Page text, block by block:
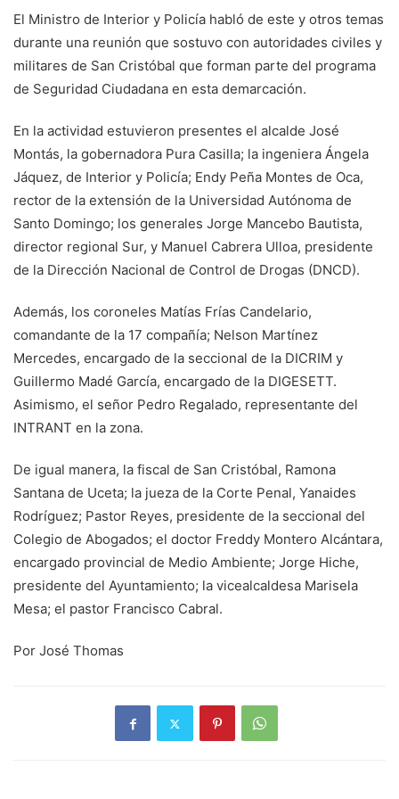
El Ministro de Interior y Policía habló de este y otros temas
durante una reunión que sostuvo con autoridades civiles y
militares de San Cristóbal que forman parte del programa
de Seguridad Ciudadana en esta demarcación.
En la actividad estuvieron presentes el alcalde José
Montás, la gobernadora Pura Casilla; la ingeniera Ángela
Jáquez, de Interior y Policía; Endy Peña Montes de Oca,
rector de la extensión de la Universidad Autónoma de
Santo Domingo; los generales Jorge Mancebo Bautista,
director regional Sur, y Manuel Cabrera Ulloa, presidente
de la Dirección Nacional de Control de Drogas (DNCD).
Además, los coroneles Matías Frías Candelario,
comandante de la 17 compañía; Nelson Martínez
Mercedes, encargado de la seccional de la DICRIM y
Guillermo Madé García, encargado de la DIGESETT.
Asimismo, el señor Pedro Regalado, representante del
INTRANT en la zona.
De igual manera, la fiscal de San Cristóbal, Ramona
Santana de Uceta; la jueza de la Corte Penal, Yanaides
Rodríguez; Pastor Reyes, presidente de la seccional del
Colegio de Abogados; el doctor Freddy Montero Alcántara,
encargado provincial de Medio Ambiente; Jorge Hiche,
presidente del Ayuntamiento; la vicealcaldesa Marisela
Mesa; el pastor Francisco Cabral.
Por José Thomas